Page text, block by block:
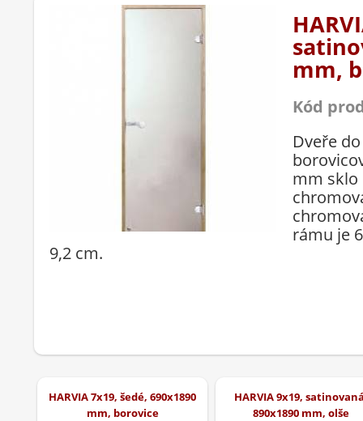
mm,
Kód
Dveře
mm sklo
rámu je
9,2 cm.
HARVIA 7x19, šedé, 690x1890
mm, borovice
HARVIA 9x19,
890x1890 mm, olše